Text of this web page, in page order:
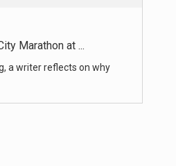
The Route, St ...
about Sunday’s five-